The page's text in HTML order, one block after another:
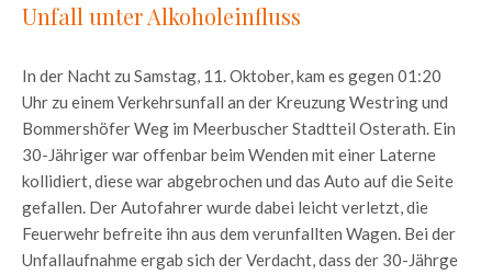
Unfall unter Alkoholeinfluss
In der Nacht zu Samstag, 11. Oktober, kam es gegen 01:20
Uhr zu einem Verkehrsunfall an der Kreuzung Westring und
Bommershöfer Weg im Meerbuscher Stadtteil Osterath. Ein
30-Jähriger war offenbar beim Wenden mit einer Laterne
kollidiert, diese war abgebrochen und das Auto auf die Seite
gefallen. Der Autofahrer wurde dabei leicht verletzt, die
Feuerwehr befreite ihn aus dem verunfallten Wagen. Bei der
Unfallaufnahme ergab sich der Verdacht, dass der 30-Jährge